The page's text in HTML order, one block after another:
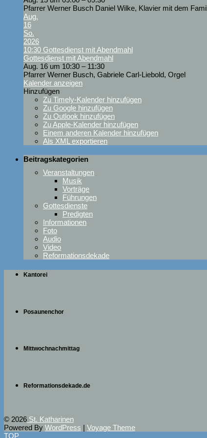
Pfarrer Werner Busch Daniel Wilke, Klavier mit dem
Aug.
16
So.
2026
10:30 Gottesdienst mit Abendmahl
Gottesdienst mit Abendmahl
Aug. 16 um 10:30 – 11:30
Pfarrer Werner Busch, Gabriele Carl-Liebold, Orgel
Kalender anzeigen
Hinzufügen
Zu Timely-Kalender hinzufügen
Zu Google hinzufügen
Zu Outlook hinzufügen
Zu Apple-Kalender hinzufügen
Einem anderen Kalender hinzufügen
Als XML exportieren
Beitragskategorien
Veranstaltungen
Musik
Vorträge
Führungen
Gottesdienste
Predigten
Informationen
Foto
Audio
Video
Reformationsdekade
Kantorei
Posaunenchor
Mittwochnachmittag
Reformationsdekade.de
© 2026 St. Katharinen
Powered By WordPress | Voyage Theme
TOP